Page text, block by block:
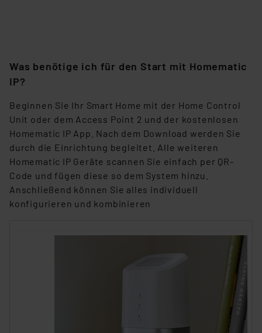
Was benötige ich für den Start mit Homematic
IP?
Beginnen Sie Ihr Smart Home mit der Home Control
Unit oder dem Access Point 2 und der kostenlosen
Homematic IP App. Nach dem Download werden Sie
durch die Einrichtung begleitet. Alle weiteren
Homematic IP Geräte scannen Sie einfach per QR-
Code und fügen diese so dem System hinzu.
Anschließend können Sie alles individuell
konfigurieren und kombinieren